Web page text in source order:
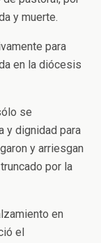
y muerte.
para
en la diócesis
se
y dignidad para
y arriesgan
por la
en
el